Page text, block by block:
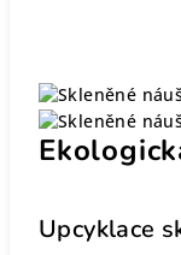
Upcyklace